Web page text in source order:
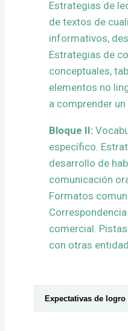
Estrategias de
de textos de
informativos,
Estrategias de
conceptuales,
elementos no
a comprender
Bloque II:
específico.
desarrollo de
comunicación
Formatos
comercial.
con otras
Expectativas de logro